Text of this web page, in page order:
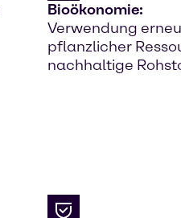
Bioökonomie:
Verwendung
pflanzlicher
nachhaltige